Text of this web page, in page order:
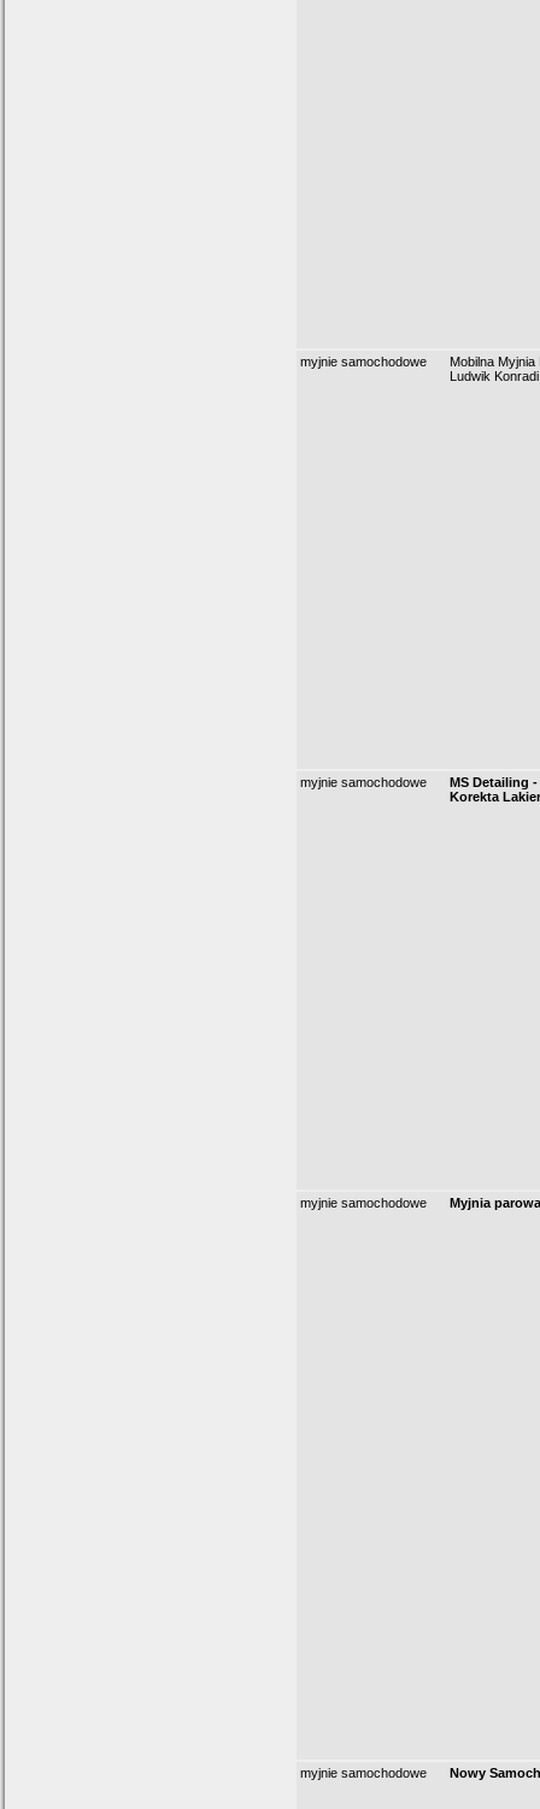
myjnie samochodowe
Mobilna
Ludwik Konradi
myjnie samochodowe
MS Detailing
Korekta
myjnie samochodowe Myjnia
myjnie samochodowe Nowy